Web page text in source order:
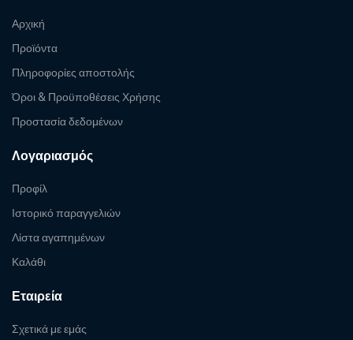
Αρχική
Προϊόντα
Πληροφορίες αποστολής
Όροι & Προϋποθέσεις Χρήσης
Προστασία δεδομένων
Λογαριασμός
Προφίλ
Ιστορικό παραγγελιών
Λίστα αγαπημένων
Καλάθι
Εταιρεία
Σχετικά με εμάς